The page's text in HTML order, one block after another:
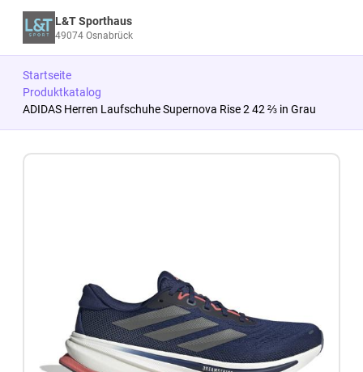
L&T Sporthaus
49074 Osnabrück
Startseite
Produktkatalog
ADIDAS Herren Laufschuhe Supernova Rise 2 42 ⅔ in Grau